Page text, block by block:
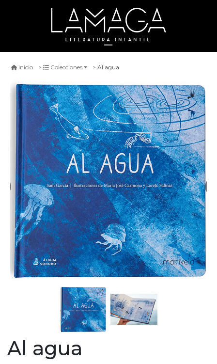
Inicio Colecciones Al agua
Al agua